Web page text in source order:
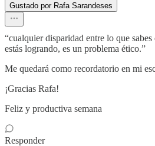
Gustado por Rafa Sarandeses
“cualquier disparidad entre lo que
estás logrando, es un problema ético.”
Me quedará como recordatorio en mi
¡Gracias Rafa!
Feliz y productiva semana
Responder